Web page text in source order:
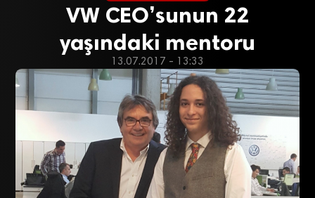
VW CEO’sunun 22
yaşındaki mentoru
13.07.2017 - 13:33